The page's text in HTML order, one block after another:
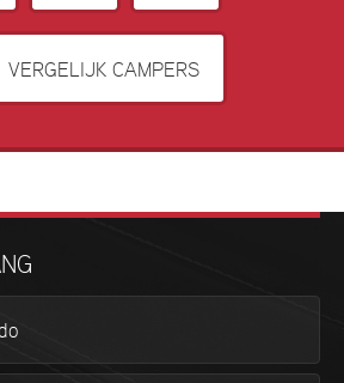
VERGELIJK CAMPERS